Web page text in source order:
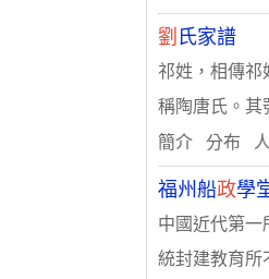
劉 氏家譜
祁姓，相傳祁
稱陶唐氏。其
簡介 分布
福州船政學
中國近代第一
統封建教育所